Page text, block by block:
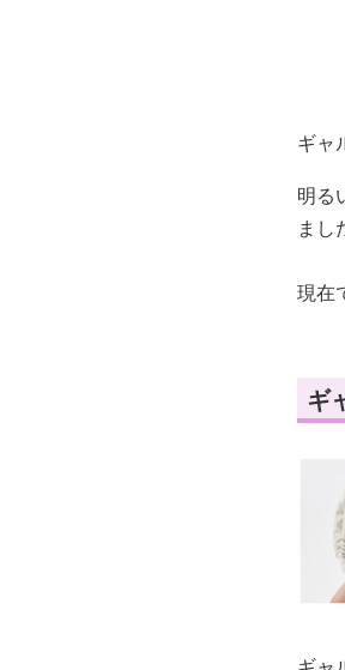
ギャ
明る
まし
現在
ギ